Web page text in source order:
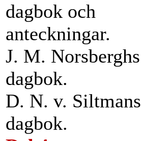
dagbok och
anteckningar.
J. M. Norsberghs
dagbok.
D. N. v. Siltmans
dagbok.